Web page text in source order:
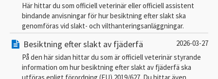
Här hittar du som officiell veterinär eller officiell assistent
bindande anvisningar för hur besiktning efter slakt ska
genomföras vid slakt- och vilthanteringsanläggningar.
Besiktning efter slakt av fjäderfä
2026-03-27
På den här sidan hittar du som är officiell veterinär styrande
information om hur besiktning efter slakt av fjäderfä ska
utföras enligt förordning (EU) 2019/627. Du hittar även